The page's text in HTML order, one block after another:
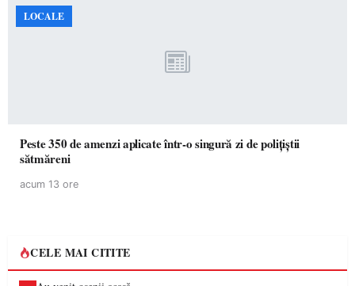
LOCALE
Peste 350 de amenzi aplicate într-o singură zi de polițiștii
sătmăreni
acum 13 ore
CELE MAI CITITE